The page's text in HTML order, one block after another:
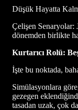
Düşük Hayatta
Çelişen Senaryolar:
dönemden birlikte
Kurtarıcı Rolü:
İşte bu noktada,
Simülasyonlara
gezegen
tasadan uzak, çok